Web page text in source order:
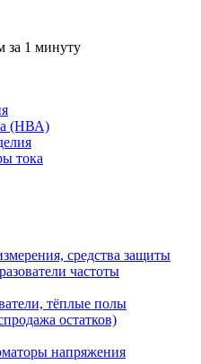
за 1 минуту
(НВА)
тока
средства защиты
частоты
тёплые полы
остатков)
напряжения